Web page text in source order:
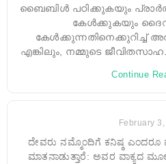
ബൈബിൾ പഠിക്കുകയും
കേൾക്കുകയും
കേൾക്കുന്നതിനെക്കുറിച്ച്
എങ്കിലും, നമ്മുടെ
Continue
February
ದೇವರು ನಮ್ಮೊಂದಿಗೆ ಕನಿಷ್ಠ ಎಂದರೂ
ಮಾತನಾಡುತ್ತಾರೆ: ಅವರ ವಾಕ್ಯದ